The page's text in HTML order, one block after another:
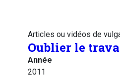
Articles ou vidéos de
Oublier le
Année
2011